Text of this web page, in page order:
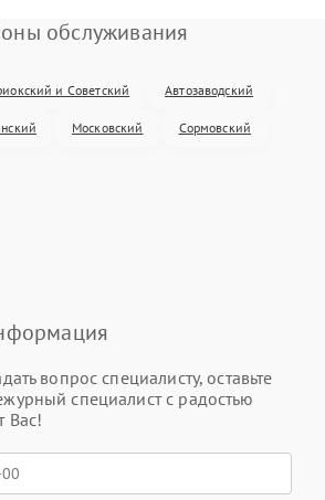
обслуживания
и Советский Автозаводский
Московский Сормовский
вопрос специалисту, оставьте
специалист с радостью
Вас!